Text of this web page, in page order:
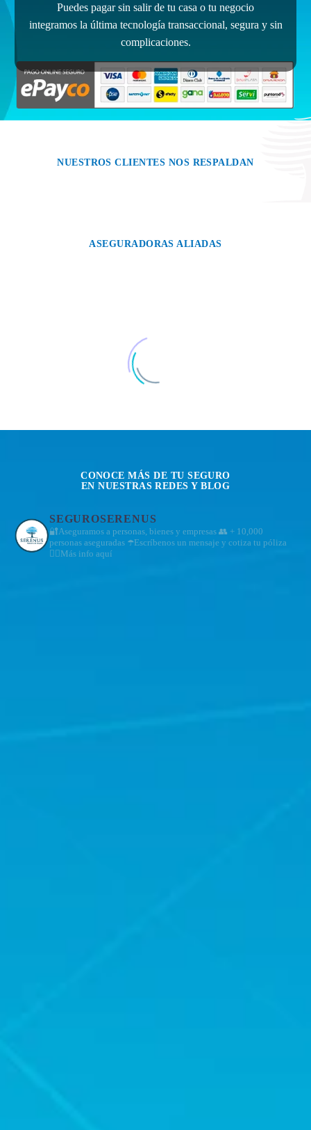
Puedes pagar sin salir de tu casa o tu negocio
integramos la última tecnología transaccional, segura y sin
complicaciones.
NUESTROS CLIENTES NOS RESPALDAN
ASEGURADORAS ALIADAS
CONOCE MÁS DE TU SEGURO
EN NUESTRAS REDES Y BLOG
SEGUROSERENUS
🔐Aseguramos a personas, bienes y empresas 👥 + 10,000
personas aseguradas ☂️Escríbenos un mensaje y cotiza tu póliza
👇🏼Más info aquí